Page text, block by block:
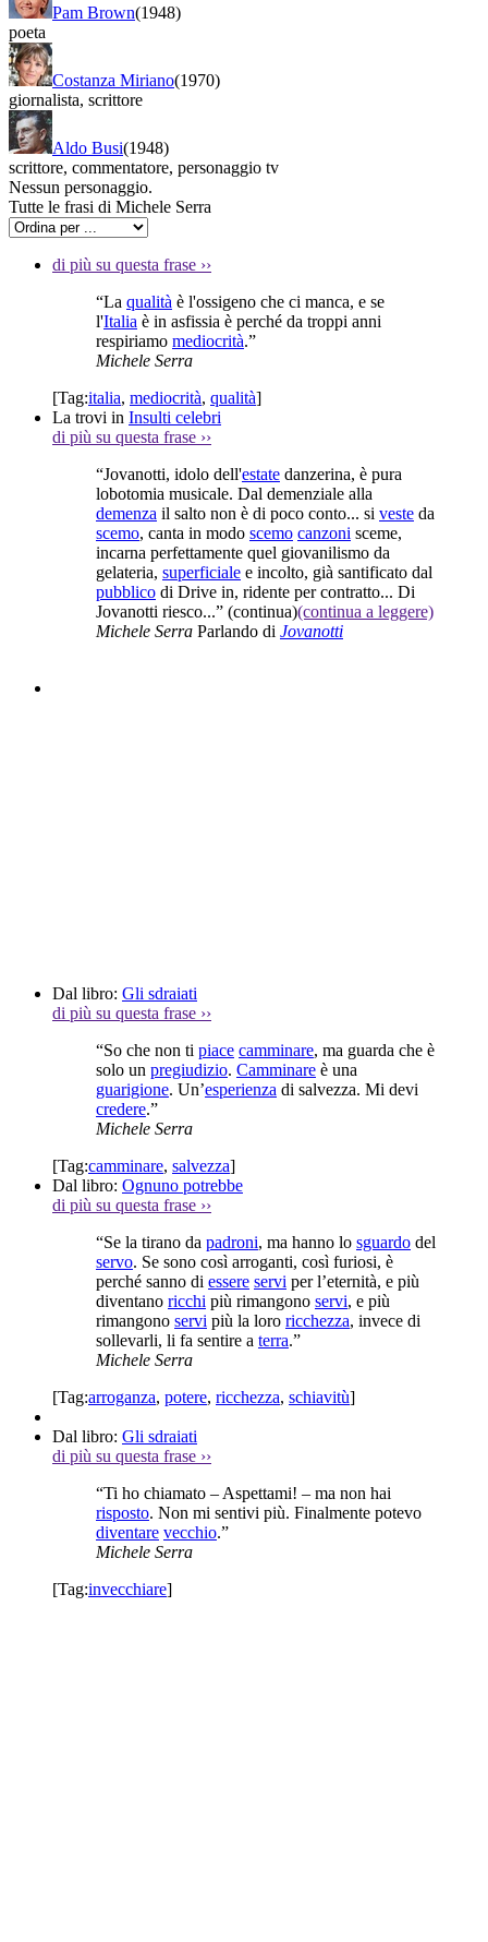
Pam Brown(1948)
poeta
Costanza Miriano(1970)
giornalista, scrittore
Aldo Busi(1948)
scrittore, commentatore, personaggio tv
Nessun personaggio.
Tutte le frasi di Michele Serra
di più su questa frase ››
“La qualità è l'ossigeno che ci manca, e se
l'Italia è in asfissia è perché da troppi anni
respiriamo mediocrità.”
Michele Serra
[Tag:italia, mediocrità, qualità]
La trovi in Insulti celebri
di più su questa frase ››
“Jovanotti, idolo dell'estate danzerina, è pura
lobotomia musicale. Dal demenziale alla
demenza il salto non è di poco conto... si veste da
scemo, canta in modo scemo canzoni sceme,
incarna perfettamente quel giovanilismo da
gelateria, superficiale e incolto, già santificato dal
pubblico di Drive in, ridente per contratto... Di
Jovanotti riesco...” (continua)(continua a leggere)
Michele Serra Parlando di Jovanotti
Dal libro: Gli sdraiati
di più su questa frase ››
“So che non ti piace camminare, ma guarda che è
solo un pregiudizio. Camminare è una
guarigione. Un’esperienza di salvezza. Mi devi
credere.”
Michele Serra
[Tag:camminare, salvezza]
Dal libro: Ognuno potrebbe
di più su questa frase ››
“Se la tirano da padroni, ma hanno lo sguardo del
servo. Se sono così arroganti, così furiosi, è
perché sanno di essere servi per l’eternità, e più
diventano ricchi più rimangono servi, e più
rimangono servi più la loro ricchezza, invece di
sollevarli, li fa sentire a terra.”
Michele Serra
[Tag:arroganza, potere, ricchezza, schiavitù]
Dal libro: Gli sdraiati
di più su questa frase ››
“Ti ho chiamato – Aspettami! – ma non hai
risposto. Non mi sentivi più. Finalmente potevo
diventare vecchio.”
Michele Serra
[Tag:invecchiare]